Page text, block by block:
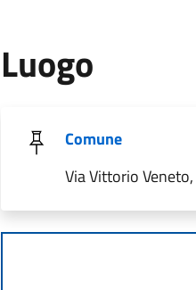
Luogo
Comune
Via Vittorio